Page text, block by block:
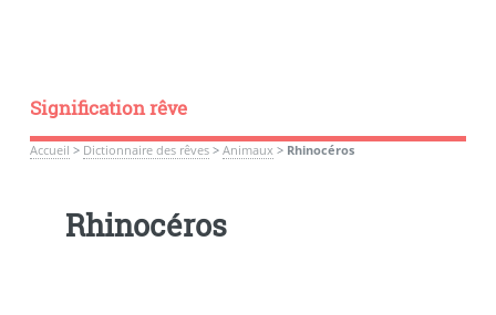
Signification rêve
Accueil > Dictionnaire des rêves> Animaux > Rhinocéros
Rhinocéros